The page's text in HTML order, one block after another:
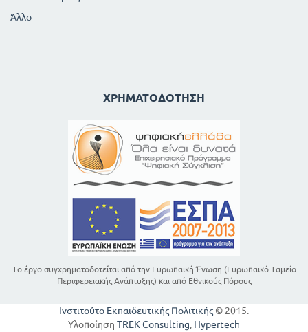
Άλλο
ΧΡΗΜΑΤΟΔΌΤΗΣΗ
Το έργο συγχρηματοδοτείται από την Ευρωπαϊκή Ένωση (Ευρωπαϊκό Ταμείο
Περιφερειακής Ανάπτυξης) και από Εθνικούς Πόρους
Ινστιτούτο Εκπαιδευτικής Πολιτικής © 2015.
Υλοποίηση TREK Consulting, Hypertech